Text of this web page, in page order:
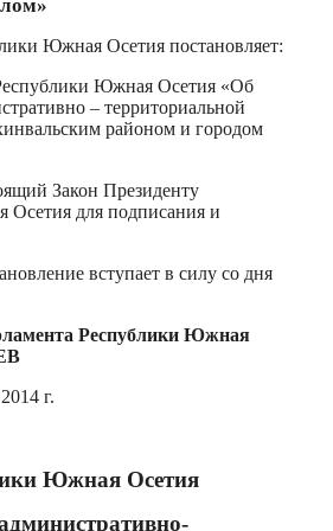
Южная Осетия постановляет:
Южная Осетия «Об
– территориальной
районом и городом
Закон Президенту
для подписания и
вступает в силу со дня
Республики Южная
г.
Южная Осетия